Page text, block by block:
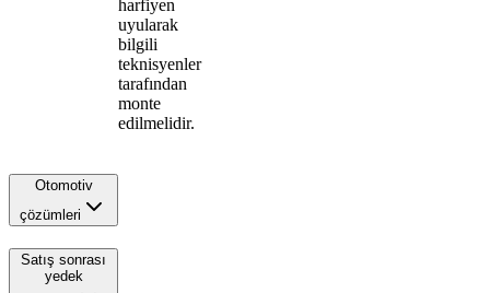
harfiyen
uyularak
bilgili
teknisyenler
tarafından
monte
edilmelidir.
Otomotiv
çözümleri
Satış sonrası
yedek